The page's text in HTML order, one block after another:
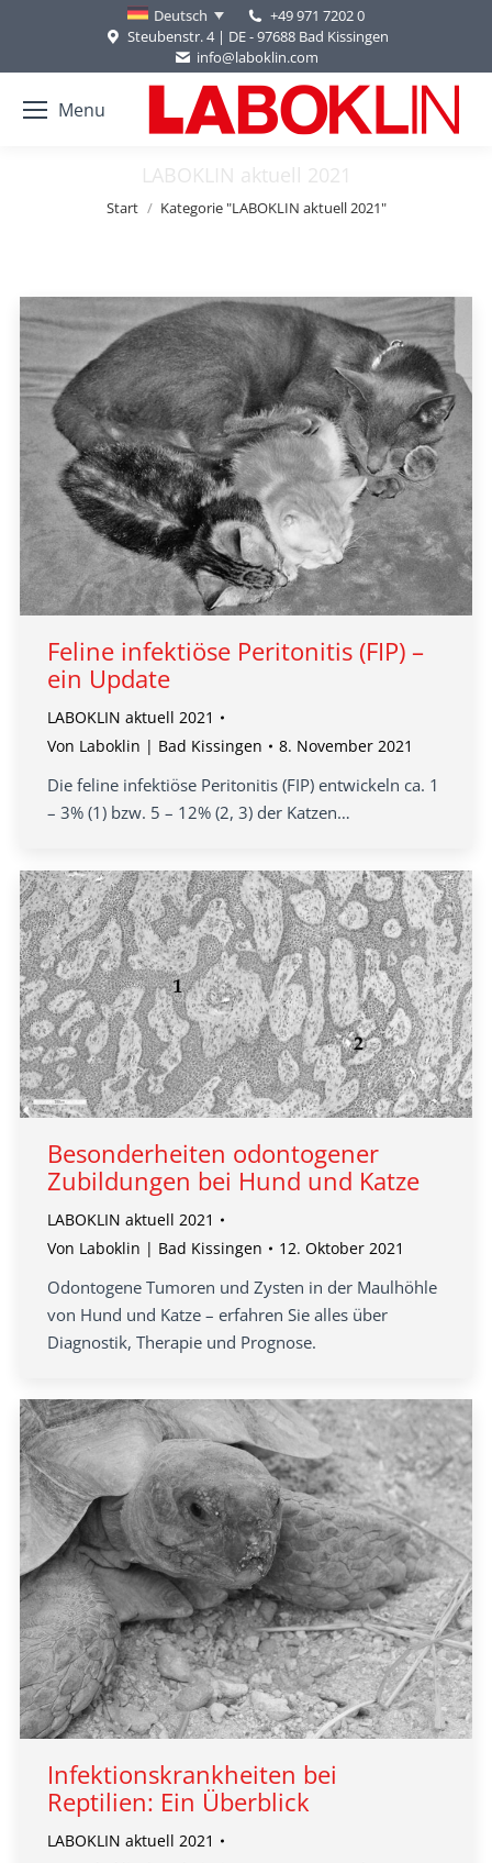
Deutsch
+49 971 7202 0
Steubenstr. 4 | DE - 97688 Bad Kissingen
info@laboklin.com
Menu
LABOKLIN aktuell 2021
Sie befinden sich hier:
Start Kategorie "LABOKLIN aktuell 2021"
Feline infektiöse Peritonitis (FIP) –
ein Update
LABOKLIN aktuell 2021
Von Laboklin | Bad Kissingen 8. November 2021
Die feline infektiöse Peritonitis (FIP) entwickeln ca. 1
– 3% (1) bzw. 5 – 12% (2, 3) der Katzen…
Besonderheiten odontogener
Zubildungen bei Hund und Katze
LABOKLIN aktuell 2021
Von Laboklin | Bad Kissingen 12. Oktober 2021
Odontogene Tumoren und Zysten in der Maulhöhle
von Hund und Katze – erfahren Sie alles über
Diagnostik, Therapie und Prognose.
Infektionskrankheiten bei
Reptilien: Ein Überblick
LABOKLIN aktuell 2021